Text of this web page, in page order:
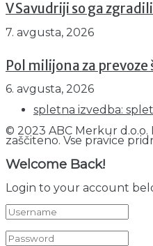
V Savudriji so ga
7. avgusta, 2026
Pol milijona za prevoze
6. avgusta, 2026
spletna izvedba:
© 2023 ABC Merkur d.o.o.
zaščiteno. Vse pravice
Welcome Back!
Login to your account